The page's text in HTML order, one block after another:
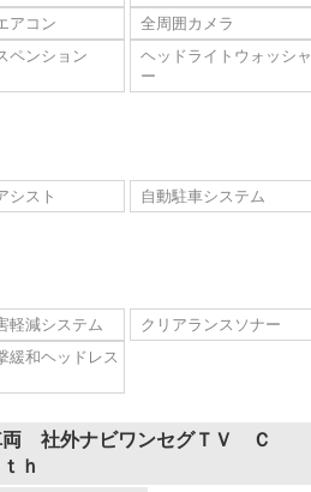
アコン
全周囲カメラ
ペンション
ヘッドライトウォッシャ
ー
シスト
自動駐車システム
軽減システム
クリアランスソナー
緩和ヘッドレス
両 社外ナビワンセグＴＶ Ｃ
ｈ